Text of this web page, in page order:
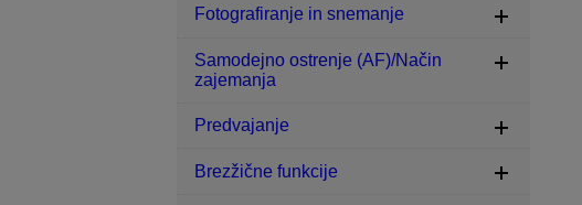
Fotografiranje in snemanje
Samodejno ostrenje (AF)/Način
zajemanja
Predvajanje
Brezžične funkcije